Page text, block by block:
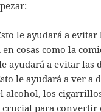
le ayudará a
en cosas como la
ayudará a evitar las
le ayudará a ver a
alcohol, los
crucial para